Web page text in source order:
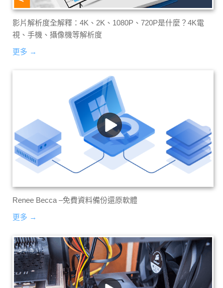
影片解析度全解釋：4K、2K、1080P、720P是什麼？4K電
視、手機、攝像機等解析度
更多 →
Renee Becca –免費資料備份還原軟體
更多 →